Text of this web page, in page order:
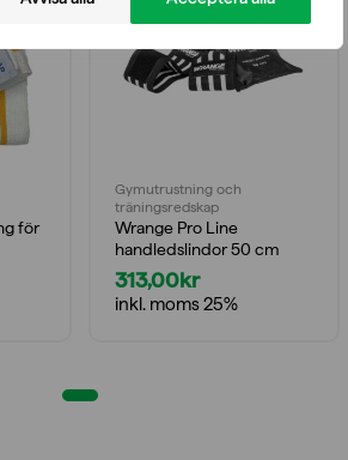
för
Gymutrustning och
träningsredskap
Wrange Pro Line
handledslindor 50 cm
313,00kr
inkl. moms 25%